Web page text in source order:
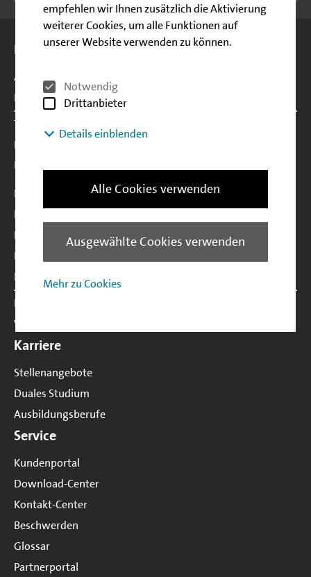
empfehlen wir Ihnen zusätzlich die Aktivierung
weiterer Cookies, um alle Funktionen auf
unserer Website verwenden zu können.
Notwendig
Drittanbieter
Details einblenden
Mehr zu Cookies
Ausgewählte Cookies verwenden
Alle Cookies verwenden
Seitenübersicht
Förderungen
Alle Förderungen
Kundenbetreuung
Themen
Erfolgsgeschichten
Über uns
Die IBB
Finanzberichte der IBB
Investor Relations
Nachhaltigkeit
Publikationen
Presse
Veranstaltungen
Karriere
Stellenangebote
Duales Studium
Ausbildungsberufe
Service
Kundenportal
Download-Center
Kontakt-Center
Beschwerden
Glossar
Partnerportal